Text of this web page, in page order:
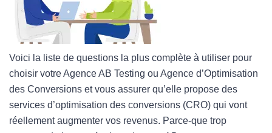
Voici la liste de questions la plus complète à utiliser pour
choisir votre Agence AB Testing ou Agence d’Optimisation
des Conversions et vous assurer qu’elle propose des
services d’optimisation des conversions (CRO) qui vont
réellement augmenter vos revenus. Parce-que trop